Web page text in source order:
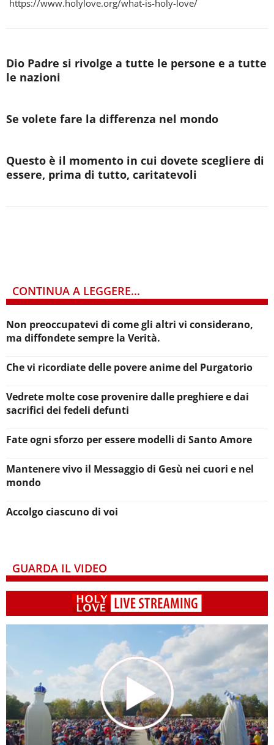
https://www.holylove.org/what-is-holy-love/
Dio Padre si rivolge a tutte le persone e a tutte
le nazioni
Se volete fare la differenza nel mondo
Questo è il momento in cui dovete scegliere di
essere, prima di tutto, caritatevoli
CONTINUA A LEGGERE...
Non preoccupatevi di come gli altri vi considerano,
ma diffondete sempre la Verità.
Che vi ricordiate delle povere anime del Purgatorio
Vedrete molte cose provenire dalle preghiere e dai
sacrifici dei fedeli defunti
Fate ogni sforzo per essere modelli di Santo Amore
Mantenere vivo il Messaggio di Gesù nei cuori e nel
mondo
Accolgo ciascuno di voi
GUARDA IL VIDEO